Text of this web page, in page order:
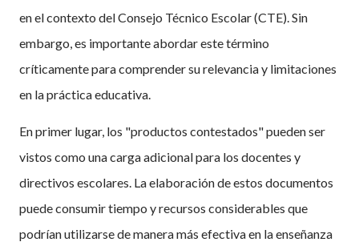
en el contexto del Consejo Técnico Escolar (CTE). Sin
embargo, es importante abordar este término
críticamente para comprender su relevancia y limitaciones
en la práctica educativa.
En primer lugar, los "productos contestados" pueden ser
vistos como una carga adicional para los docentes y
directivos escolares. La elaboración de estos documentos
puede consumir tiempo y recursos considerables que
podrían utilizarse de manera más efectiva en la enseñanza